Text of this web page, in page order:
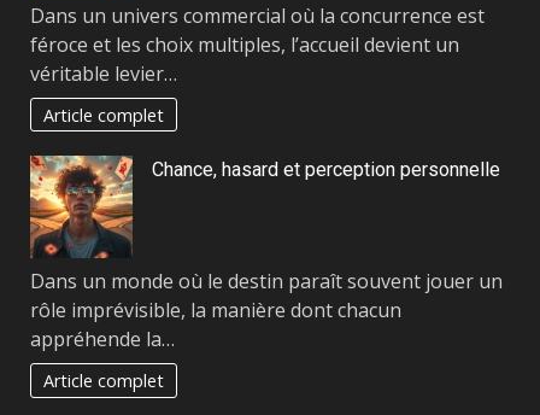
Dans un univers commercial où la concurrence est
féroce et les choix multiples, l’accueil devient un
véritable levier…
Article complet
Chance, hasard et perception personnelle
Dans un monde où le destin paraît souvent jouer un
rôle imprévisible, la manière dont chacun
appréhende la…
Article complet